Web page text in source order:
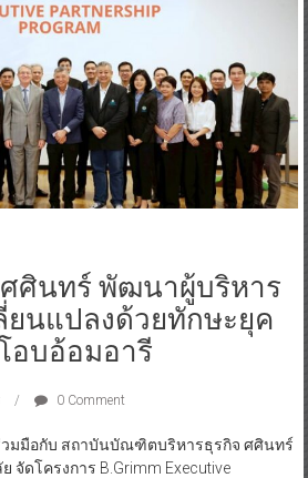
ศินทร์ พัฒนาผู้บริหาร
ยนแปลงด้วยทักษะยุค
อบอ้อมอารี
0 Comment
วมมือกับ สถาบันบัณฑิตบริหารธุรกิจ ศศินทร์
ดโครงการ B.Grimm Executive